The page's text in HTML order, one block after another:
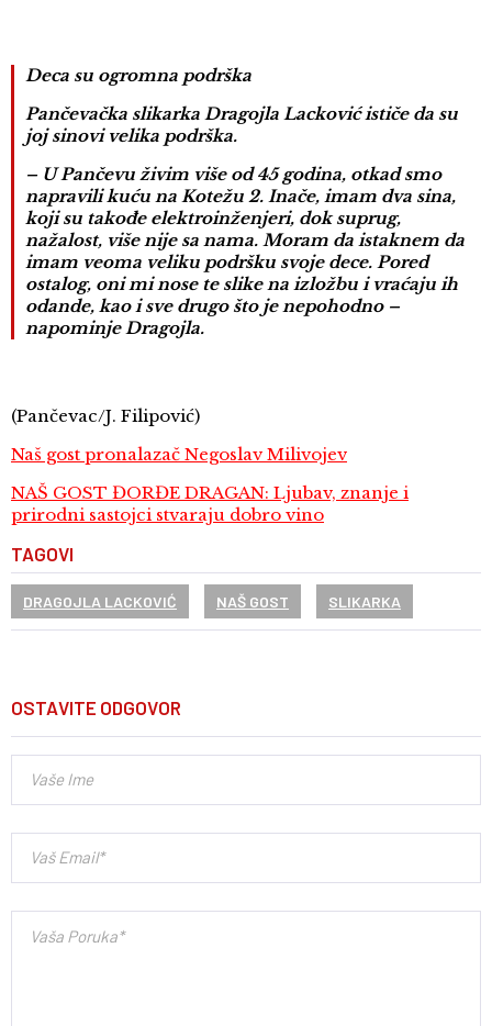
Deca su ogromna podrška
Pančevačka slikarka Dragojla Lacković ističe da su
joj sinovi velika podrška.
– U Pančevu živim više od 45 godina, otkad smo
napravili kuću na Kotežu 2. Inače, imam dva sina,
koji su takođe elektroinženjeri, dok suprug,
nažalost, više nije sa nama. Moram da istaknem da
imam veoma veliku podršku svoje dece. Pored
ostalog, oni mi nose te slike na izložbu i vraćaju ih
odande, kao i sve drugo što je nepohodno –
napominje Dragojla.
(Pančevac/J. Filipović)
Naš gost pronalazač Negoslav Milivojev
NAŠ GOST ĐORĐE DRAGAN: Ljubav, znanje i
prirodni sastojci stvaraju dobro vino
TAGOVI
DRAGOJLA LACKOVIĆ NAŠ GOST SLIKARKA
OSTAVITE ODGOVOR